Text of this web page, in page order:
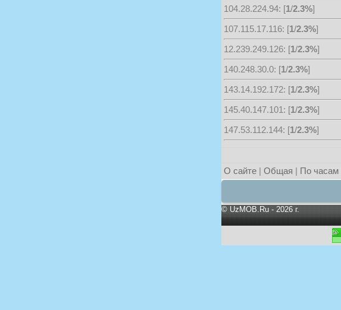
104.28.224.94: [1/2.3%]
107.115.17.116: [1/2.3%]
12.239.249.126: [1/2.3%]
140.248.30.0: [1/2.3%]
143.14.192.172: [1/2.3%]
145.40.147.101: [1/2.3%]
147.53.112.144: [1/2.3%]
О сайте | Общая | По часам
© UzMOB.Ru - 2026 г.